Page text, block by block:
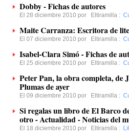
Dobby - Fichas de autores
El 28 diciembre 2010 por Eltiramilla :
Maite Carranza: Escritora de
El 07 diciembre 2010 por Eltiramilla :
Isabel-Clara Simó - Fichas de
El 25 diciembre 2010 por Eltiramilla :
Peter Pan, la obra completa,
Plumas de ayer
El 09 diciembre 2010 por Eltiramilla :
Si regalas un libro de El Barco
otro - Actualidad - Noticias del
El 18 diciembre 2010 por Eltiramilla :